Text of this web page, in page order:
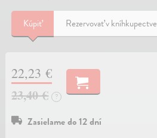
Kúpiť Rezervovať v kníhkupectve
22,23 €
23,40 €
?
Zasielame do 12 dní